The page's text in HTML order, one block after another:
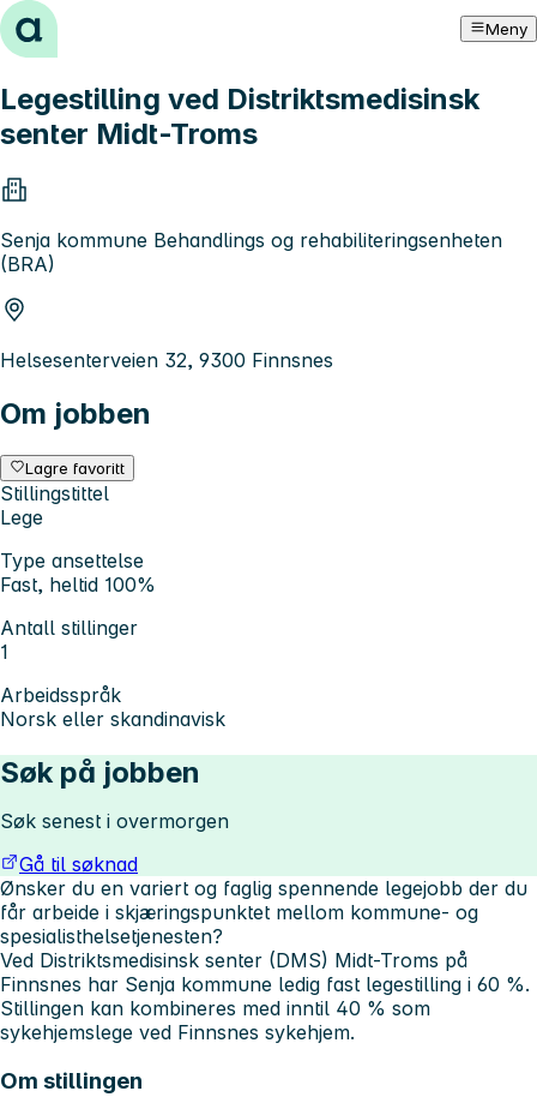
Hopp til innhold Meny
Legestilling ved Distriktsmedisinsk
senter Midt-Troms
Senja kommune Behandlings og rehabiliteringsenheten
(BRA)
Helsesenterveien 32, 9300 Finnsnes
Om jobben
Lagre favoritt
Stillingstittel
Lege
Type ansettelse
Fast, heltid 100%
Antall stillinger
1
Arbeidsspråk
Norsk eller skandinavisk
Søk på jobben
Søk senest i overmorgen
Gå til søknad
Ønsker du en variert og faglig spennende legejobb der du
får arbeide i skjæringspunktet mellom kommune- og
spesialisthelsetjenesten?
Ved Distriktsmedisinsk senter (DMS) Midt-Troms på
Finnsnes har Senja kommune ledig fast legestilling i 60 %.
Stillingen kan kombineres med inntil 40 % som
sykehjemslege ved Finnsnes sykehjem.
Om stillingen